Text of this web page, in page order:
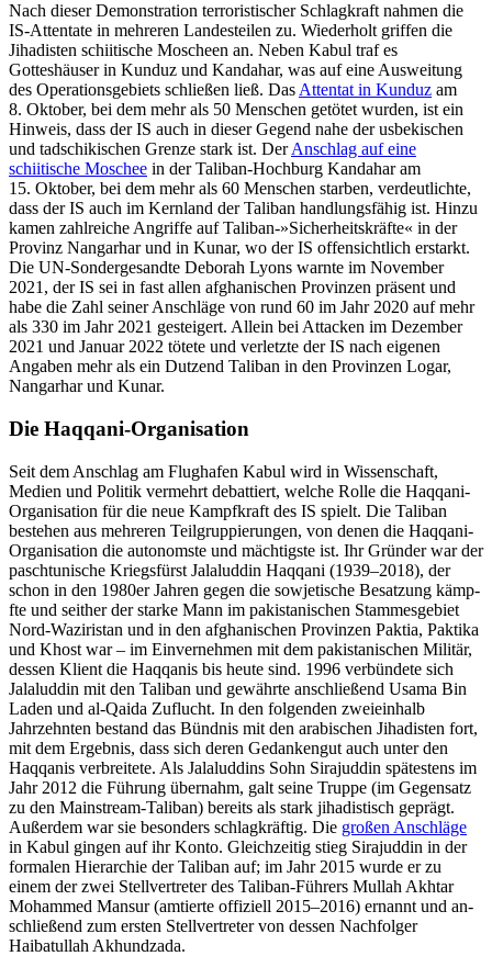
Nach dieser Demonstration terroristischer Schlagkraft nahmen die
IS-Attentate in meh­reren Landesteilen zu. Wiederholt grif­fen die
Jihadisten schiitische Moscheen an. Neben Kabul traf es
Gotteshäuser in Kunduz und Kandahar, was auf eine Ausweitung
des Operationsgebiets schließen ließ. Das Attentat in Kunduz am
8. Oktober, bei dem mehr als 50 Menschen getötet wurden, ist ein
Hinweis, dass der IS auch in dieser Gegend nahe der usbekischen
und tadschi­kischen Grenze stark ist. DerAnschlag auf eine
schiitische Moschee in der Taliban-Hochburg Kandahar am
15. Oktober, bei dem mehr als 60 Menschen starben, ver­deut­lichte,
dass der IS auch im Kernland der Taliban handlungsfähig ist. Hinzu
kamen zahlreiche Angriffe auf Taliban-»Sicher­heits­kräfte« in der
Provinz Nangarhar und in Kunar, wo der IS offensichtlich erstarkt.
Die UN-Sondergesandte Deborah Lyons warnte im November
2021, der IS sei in fast allen afghanischen Provinzen präsent und
habe die Zahl seiner Anschläge von rund 60 im Jahr 2020 auf mehr
als 330 im Jahr 2021 gesteigert. Allein bei Attacken im Dezem­ber
2021 und Januar 2022 tötete und verletzte der IS nach eigenen
Angaben mehr als ein Dutzend Taliban in den Provinzen Logar,
Nangarhar und Kunar.
Die Haqqani-Organisation
Seit dem Anschlag am Flughafen Kabul wird in Wissenschaft,
Medien und Politik vermehrt debattiert, welche Rolle die Haq­qani-
Organisation für die neue Kampfkraft des IS spielt. Die Taliban
bestehen aus meh­reren Teilgruppierungen, von denen die Haqqani-
Organisation die autonomste und mächtigste ist. Ihr Gründer war der
pasch­tu­nische Kriegsfürst Jalaluddin Haqqani (1939–2018), der
schon in den 1980er Jah­ren gegen die sowjetische Besatzung kämp­
fte und seither der starke Mann im pakista­nischen Stammesgebiet
Nord-Wazi­ristan und in den afghanischen Provinzen Paktia, Paktika
und Khost war – im Einvernehmen mit dem pakistanischen Militär,
dessen Klient die Haqqanis bis heute sind. 1996 verbündete sich
Jalaluddin mit den Taliban und gewährte anschließend Usama Bin
Laden und al-Qaida Zuflucht. In den folgen­den zweieinhalb
Jahrzehnten bestand das Bündnis mit den arabischen Jihadisten fort,
mit dem Ergebnis, dass sich deren Gedankengut auch unter den
Haqqanis verbrei­tete. Als Jalaluddins Sohn Sirajuddin spätes­tens im
Jahr 2012 die Führung übernahm, galt seine Truppe (im Gegensatz
zu den Mainstream-Taliban) bereits als stark jihadis­tisch geprägt.
Außerdem war sie besonders schlagkräftig. Die großen Anschläge
in Kabul gingen auf ihr Konto. Gleichzeitig stieg Sira­juddin in der
formalen Hierarchie der Tali­ban auf; im Jahr 2015 wurde er zu
einem der zwei Stellvertreter des Taliban-Führers Mullah Akhtar
Mohammed Mansur (amtier­te offiziell 2015–2016) ernannt und an­
schließend zum ersten Stellvertreter von des­sen Nachfolger
Haibatullah Akhundzada.